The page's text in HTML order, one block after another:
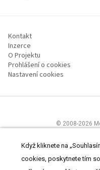
Kontakt
Inzerce
O Projektu
Prohlášení o cookies
Nastavení cookies
© 2008-2026
zdravotnictví.Čtěte
Když kliknete na
cookies, poskytnete tím